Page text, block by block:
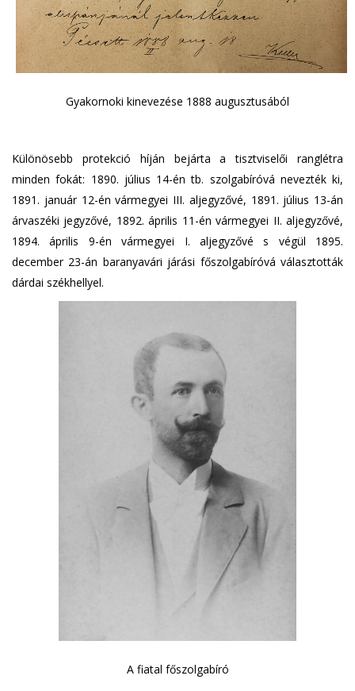
Gyakornoki kinevezése 1888 augusztusából
Különösebb protekció híján bejárta a tisztviselői ranglétra
minden fokát: 1890. július 14-én tb. szolgabíróvá nevezték ki,
1891. január 12-én vármegyei III. aljegyzővé, 1891. július 13-án
árvaszéki jegyzővé, 1892. április 11-én vármegyei II. aljegyzővé,
1894. április 9-én vármegyei I. aljegyzővé s végül 1895.
december 23-án baranyavári járási főszolgabíróvá választották
dárdai székhellyel.
A fiatal főszolgabíró